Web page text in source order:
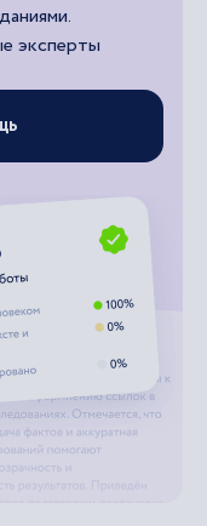
эксперты